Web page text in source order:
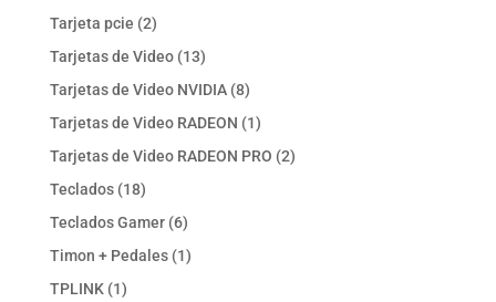
Tarjeta pcie 22
productos
Tarjetas de Video 1313
productos
Tarjetas de Video NVIDIA 88
productos
Tarjetas de Video RADEON 11
producto
Tarjetas de Video RADEON PRO 22
Teclados 1818
productos
Teclados Gamer 66
productos
Timon + Pedales 11
TPLINK 11